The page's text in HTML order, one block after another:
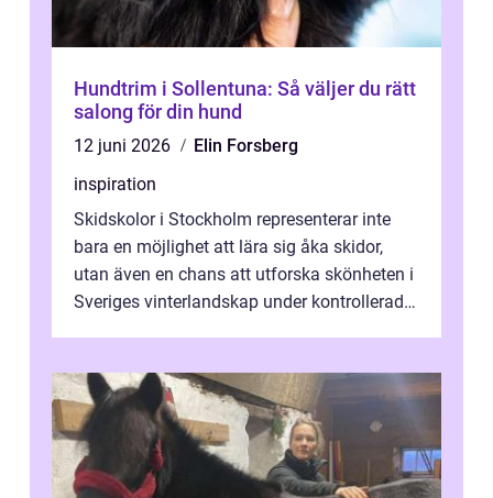
Hundtrim i Sollentuna: Så väljer du rätt
salong för din hund
12 juni 2026
Elin Forsberg
inspiration
Skidskolor i Stockholm representerar inte
bara en möjlighet att lära sig åka skidor,
utan även en chans att utforska skönheten i
Sveriges vinterlandskap under kontrollerade